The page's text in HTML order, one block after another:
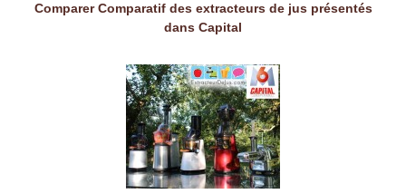
Comparer Comparatif des extracteurs de jus présentés
dans Capital